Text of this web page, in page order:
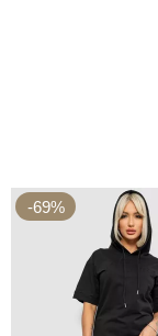
-69%